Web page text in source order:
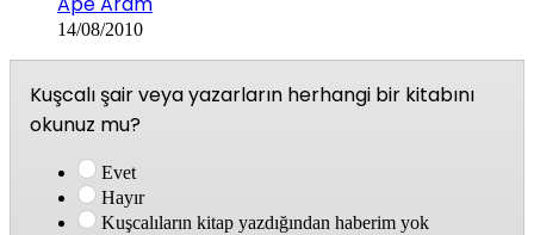
14/08/2010
Kuşcalı şair veya yazarların herhangi bir kitabını
okunuz mu?
Evet
Hayır
Kuşcalıların kitap yazdığından haberim yok